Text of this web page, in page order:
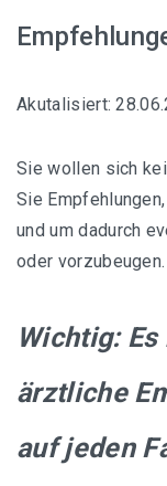
Akutalisiert:
Sie wollen sich
Sie
und um dadurch
oder vorzubeugen.
Wichtig:
ärztliche
auf jeden